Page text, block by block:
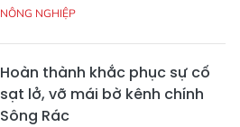
NÔNG NGHIỆP
Hoàn thành khắc phục sự cố
sạt lở, vỡ mái bờ kênh chính
Sông Rác